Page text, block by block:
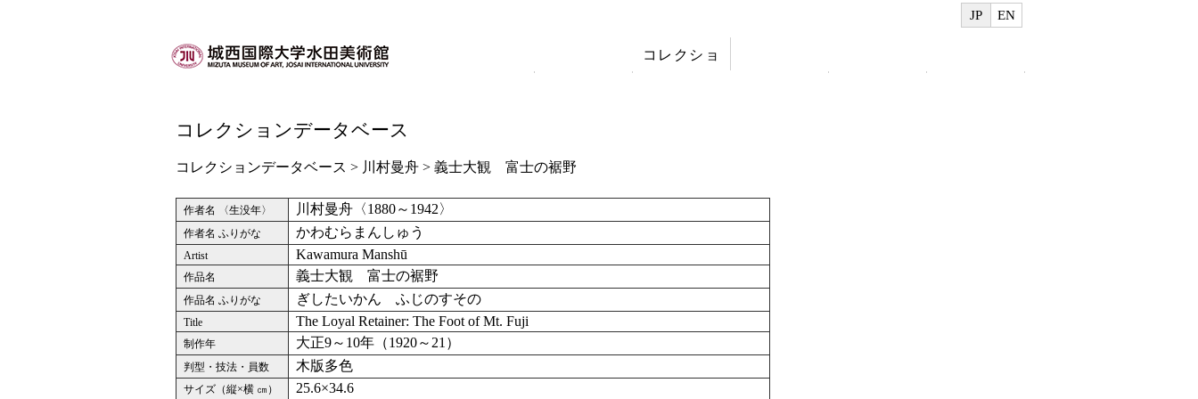
EN
JP
コレクションデータベース
コレクションデータベース > 川村曼舟 > 義士大観 富士の裾野
作者名 〈生没年〉 川村曼舟〈1880～1942〉
作者名 ふりがな かわむらまんしゅう
Artist Kawamura Manshū
作品名 義士大観 富士の裾野
作品名 ふりがな ぎしたいかん ふじのすその
Title The Loyal Retainer: The Foot of Mt. Fuji
制作年 大正9～10年（1920～21）
判型・技法・員数 木版多色
サイズ（縦×横 ㎝） 25.6×34.6
コレクショ